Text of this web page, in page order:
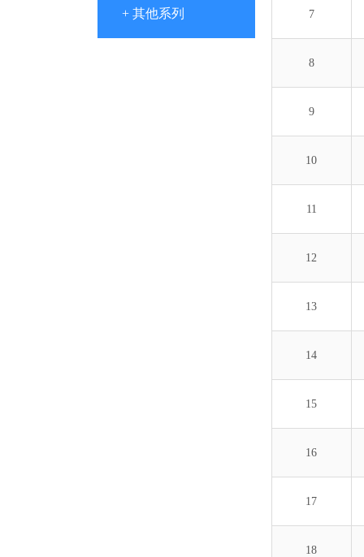
+ 其他系列 7
8
9
10
11
12
13
14
15
16
17
18